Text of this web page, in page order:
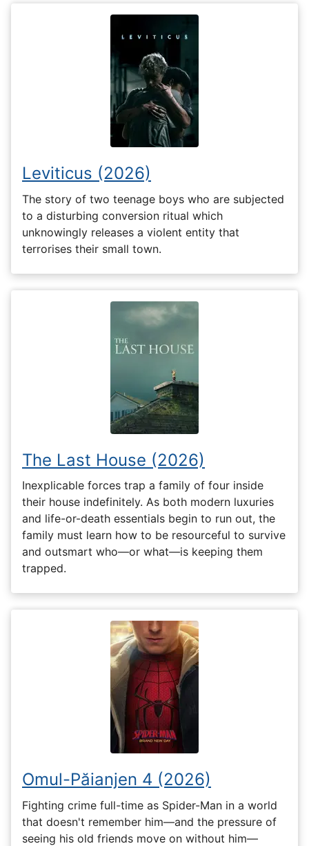
Leviticus (2026)
The story of two teenage boys who are subjected
to a disturbing conversion ritual which
unknowingly releases a violent entity that
terrorises their small town.
The Last House (2026)
Inexplicable forces trap a family of four inside
their house indefinitely. As both modern luxuries
and life-or-death essentials begin to run out, the
family must learn how to be resourceful to survive
and outsmart who—or what—is keeping them
trapped.
Omul-Păianjen 4 (2026)
Fighting crime full-time as Spider-Man in a world
that doesn't remember him—and the pressure of
seeing his old friends move on without him—